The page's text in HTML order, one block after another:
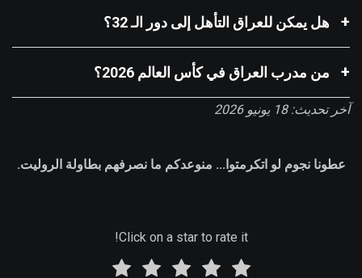
هل يمكن للعراق التأهل إلى دور الـ 32؟
من مدرب العراق في كأس العالم 2026؟
آخر تحديث: 18 يونيو 2026
عطونا نجوم لو اتكرمتوا... منوعدكم ما نصرفهم بطاولة الروليت.
Click on a star to rate it!